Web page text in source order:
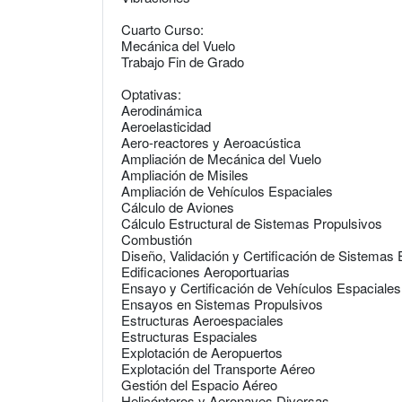
Cuarto Curso:
Mecánica del Vuelo
Trabajo Fin de Grado
Optativas:
Aerodinámica
Aeroelasticidad
Aero-reactores y Aeroacústica
Ampliación de Mecánica del Vuelo
Ampliación de Misiles
Ampliación de Vehículos Espaciales
Cálculo de Aviones
Cálculo Estructural de Sistemas Propulsivos
Combustión
Diseño, Validación y Certificación de Sistemas
Edificaciones Aeroportuarias
Ensayo y Certificación de Vehículos Espaciales
Ensayos en Sistemas Propulsivos
Estructuras Aeroespaciales
Estructuras Espaciales
Explotación de Aeropuertos
Explotación del Transporte Aéreo
Gestión del Espacio Aéreo